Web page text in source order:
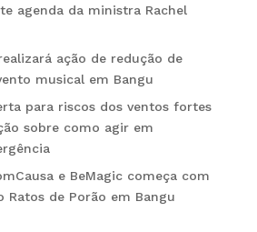
agenda da ministra Rachel
ação de redução de
musical em Bangu
para riscos dos ventos fortes
sobre como agir em
e BeMagic começa com
Ratos de Porão em Bangu